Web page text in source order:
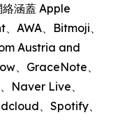
涵蓋 Apple
AWA、Bitmoji、
Austria and
、GraceNote、
Naver Live、
、Spotify、